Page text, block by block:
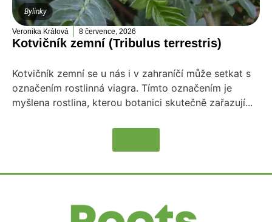
Bylinky
Veronika Králová 8 července, 2026
Kotvičník zemní (Tribulus terrestris)
Kotvičník zemní se u nás i v zahraníčí může setkat s
označením rostlinná viagra. Tímto označením je
myšlena rostlina, kterou botanici skutečně zařazují...